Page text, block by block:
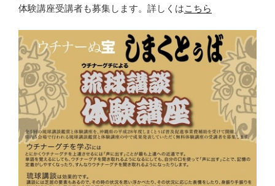
体験講座受講者も募集します。詳しくはこちら